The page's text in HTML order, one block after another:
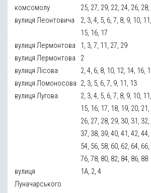
комсомолу
25, 27, 29, 22, 24, 26,
вулиця Леонтовича
2, 3, 4, 5, 6, 7, 8, 9, 10,
15, 16, 17
вулиця Лермонтова 1, 3, 7, 11, 27, 29
вулиця Лермонтова
2
вулиця Лісова
2, 4, 6, 8, 10, 12, 14, 16,
вулиця Ломоносова 2, 3, 5, 6, 7, 9, 11, 13
вулиця Лугова
2, 3, 4, 5, 6, 7, 8, 9, 10,
15, 16, 17, 18, 19, 20,
26, 27, 28, 29, 30, 31,
37, 38, 39, 40, 41, 42,
54, 56, 58, 60, 62, 64,
76, 78, 80, 82, 84, 86, 88
вулиця
Луначарського
1А, 2, 4